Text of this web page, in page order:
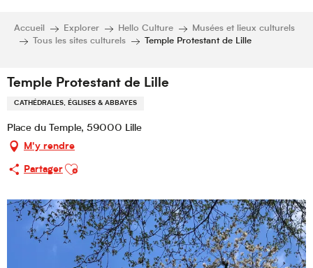
Accueil Explorer Hello Culture
Musées et lieux culturels
Tous les sites culturels
Temple Protestant de Lille
Temple Protestant de Lille
CATHÉDRALES, ÉGLISES & ABBAYES
Place du Temple, 59000 Lille
M'y rendre
Partager
Ajouter aux favoris